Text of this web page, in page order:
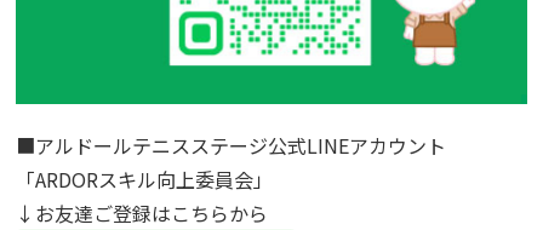
■アルドールテニスステージ公式LINEアカウント
「ARDORスキル向上委員会」
↓お友達ご登録はこちらから